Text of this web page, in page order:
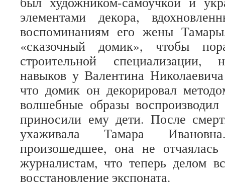
элементами декора,
воспоминаниям его жены
«сказочный домик», чтобы
строительной специализации,
навыков у Валентина
что домик он декорировал
волшебные образы
приносили ему дети. После
ухаживала Тамара
произошедшее, она не
журналистам, что теперь делом
восстановление экспоната.